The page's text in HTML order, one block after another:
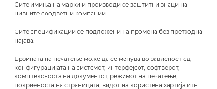
Сите имиња на марки и производи се заштитни знаци на
нивните соодветни компании.
Сите спецификации се подложени на промена без претходна
најава.
Брзината на печатење може да се менува во зависност од
конфигурацијата на системот, интерфејсот, софтверот,
комплексноста на документот, режимот на печатење,
покриеноста на страницата, видот на користена хартија итн.